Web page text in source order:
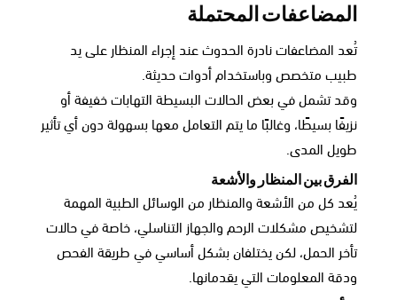
المضاعفات المحتملة
تُعد المضاعفات نادرة الحدوث عند إجراء المنظار على يد
طبيب متخصص وباستخدام أدوات حديثة.
وقد تشمل في بعض الحالات البسيطة التهابات خفيفة أو
نزيفًا بسيطًا، وغالبًا ما يتم التعامل معها بسهولة دون أي تأثير
طويل المدى.
الفرق بين المنظار والأشعة
يُعد كل من الأشعة والمنظار من الوسائل الطبية المهمة
لتشخيص مشكلات الرحم والجهاز التناسلي، خاصة في حالات
تأخر الحمل، لكن يختلفان بشكل أساسي في طريقة الفحص
ودقة المعلومات التي يقدمانها.